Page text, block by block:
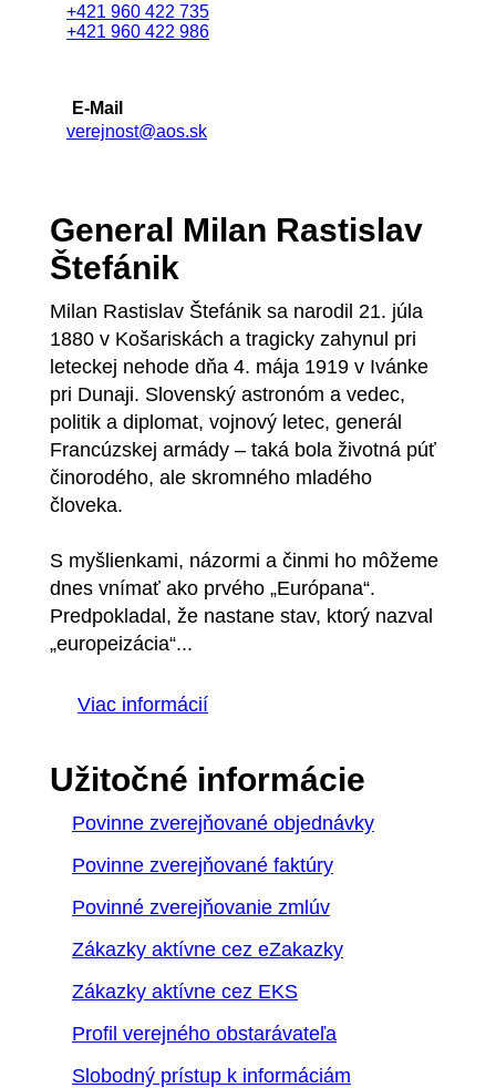
+421 960 422 735
+421 960 422 986
E-Mail
verejnost@aos.sk
General Milan Rastislav
Štefánik
Milan Rastislav Štefánik sa narodil 21. júla
1880 v Košariskách a tragicky zahynul pri
leteckej nehode dňa 4. mája 1919 v Ivánke
pri Dunaji. Slovenský astronóm a vedec,
politik a diplomat, vojnový letec, generál
Francúzskej armády – taká bola životná púť
činorodého, ale skromného mladého
človeka.
S myšlienkami, názormi a činmi ho môžeme
dnes vnímať ako prvého „Európana“.
Predpokladal, že nastane stav, ktorý nazval
„europeizácia“...
Viac informácií
Užitočné informácie
Povinne zverejňované objednávky
Povinne zverejňované faktúry
Povinné zverejňovanie zmlúv
Zákazky aktívne cez eZakazky
Zákazky aktívne cez EKS
Profil verejného obstarávateľa
Slobodný prístup k informáciám